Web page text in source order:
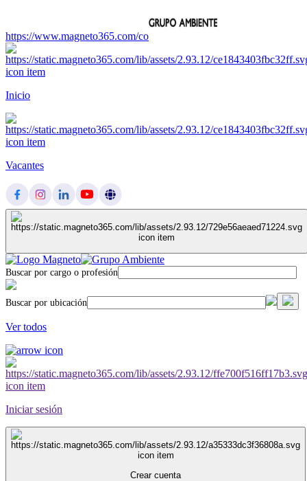
https://www.magneto365.com/co
Inicio
Vacantes
Buscar por cargo o profesión
Buscar por ubicación
Ver todos
Iniciar sesión
Crear cuenta